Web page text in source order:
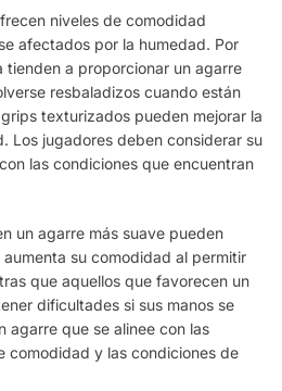
niveles de comodidad
afectados por la humedad. Por
tienden a proporcionar un agarre
resbaladizos cuando están
texturizados pueden mejorar la
Los jugadores deben considerar su
las condiciones que encuentran
un agarre más suave pueden
su comodidad al permitir
que aquellos que favorecen un
dificultades si sus manos se
agarre que se alinee con las
comodidad y las condiciones de